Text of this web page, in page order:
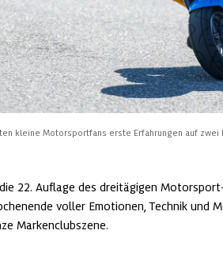
kleine Motorsportfans erste Erfahrungen auf zwei
22. Auflage des dreitägigen
voller Emotionen, Technik und
Markenclubszene.